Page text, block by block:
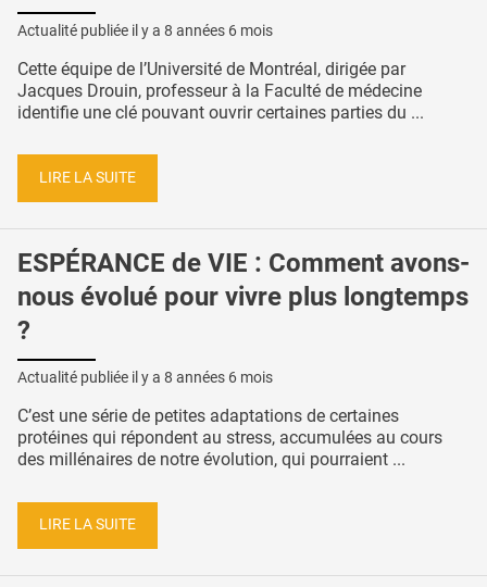
Actualité publiée il y a 8 années 6 mois
Cette équipe de l’Université de Montréal, dirigée par
Jacques Drouin, professeur à la Faculté de médecine
identifie une clé pouvant ouvrir certaines parties du ...
LIRE LA SUITE
ESPÉRANCE de VIE : Comment avons-
nous évolué pour vivre plus longtemps
?
Actualité publiée il y a 8 années 6 mois
C’est une série de petites adaptations de certaines
protéines qui répondent au stress, accumulées au cours
des millénaires de notre évolution, qui pourraient ...
LIRE LA SUITE